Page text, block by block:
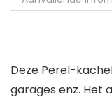
Deze Perel-
garages enz. Het